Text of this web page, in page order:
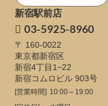
新宿駅前店
03-5925-8960
〒 160-0022
東京都新宿区
新宿4丁目1−22
新宿コムロビル 903号
[営業時間] 10:00～19:00